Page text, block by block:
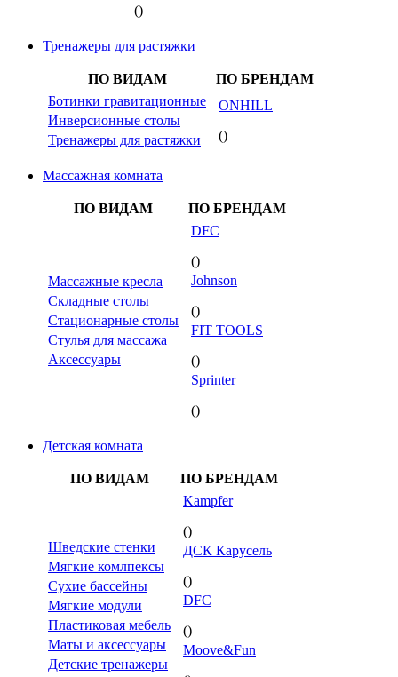
()
Тренажеры для растяжки
ПО ВИДАМ
ПО БРЕНДАМ
Ботинки гравитационные
Инверсионные столы
Тренажеры для растяжки
ONHILL
()
Массажная комната
ПО ВИДАМ ПО БРЕНДАМ
Массажные кресла
Складные столы
Стационарные столы
Стулья для массажа
Аксессуары
DFC
()
Johnson
()
FIT TOOLS
()
Sprinter
()
Детская комната
ПО ВИДАМ ПО БРЕНДАМ
Шведские стенки
Мягкие комлпексы
Сухие бассейны
Мягкие модули
Пластиковая мебель
Маты и аксессуары
Детские тренажеры
Kampfer
()
ДСК Карусель
()
DFC
()
Moove&Fun